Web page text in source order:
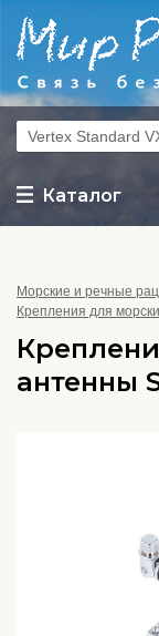
Каталог
Морские и речные
Крепления для
антенны